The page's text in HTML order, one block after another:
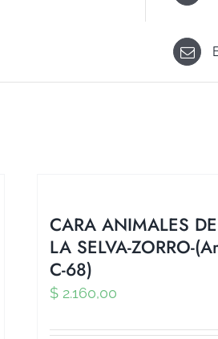
CARA ANIMALES DE
LA SELVA-ZORRO-
C-68)
$ 2.160,00